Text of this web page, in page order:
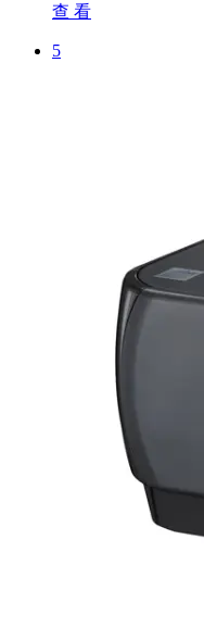
查 看
5